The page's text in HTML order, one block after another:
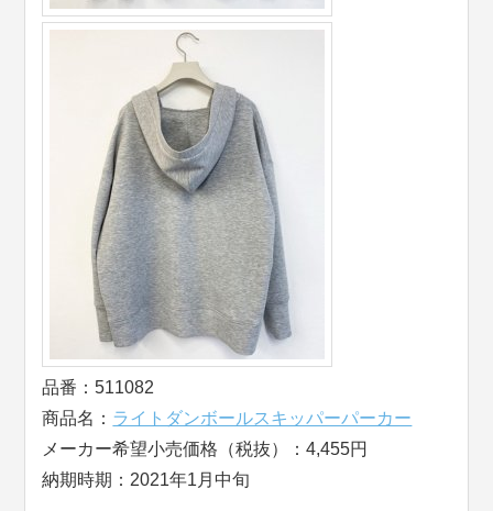
品番：511082
商品名： ライトダンボールスキッパーパーカー
メーカー希望小売価格（税抜）：4,455円
納期時期：2021年1月中旬